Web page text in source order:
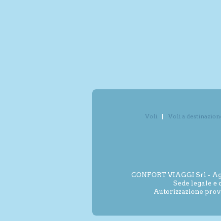
Voli Voli a
CONFORT VIAGGI Srl -
Sede legale e
Autorizzazione